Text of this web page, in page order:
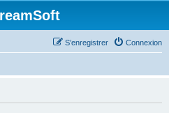
Connexion
S’enregistrer